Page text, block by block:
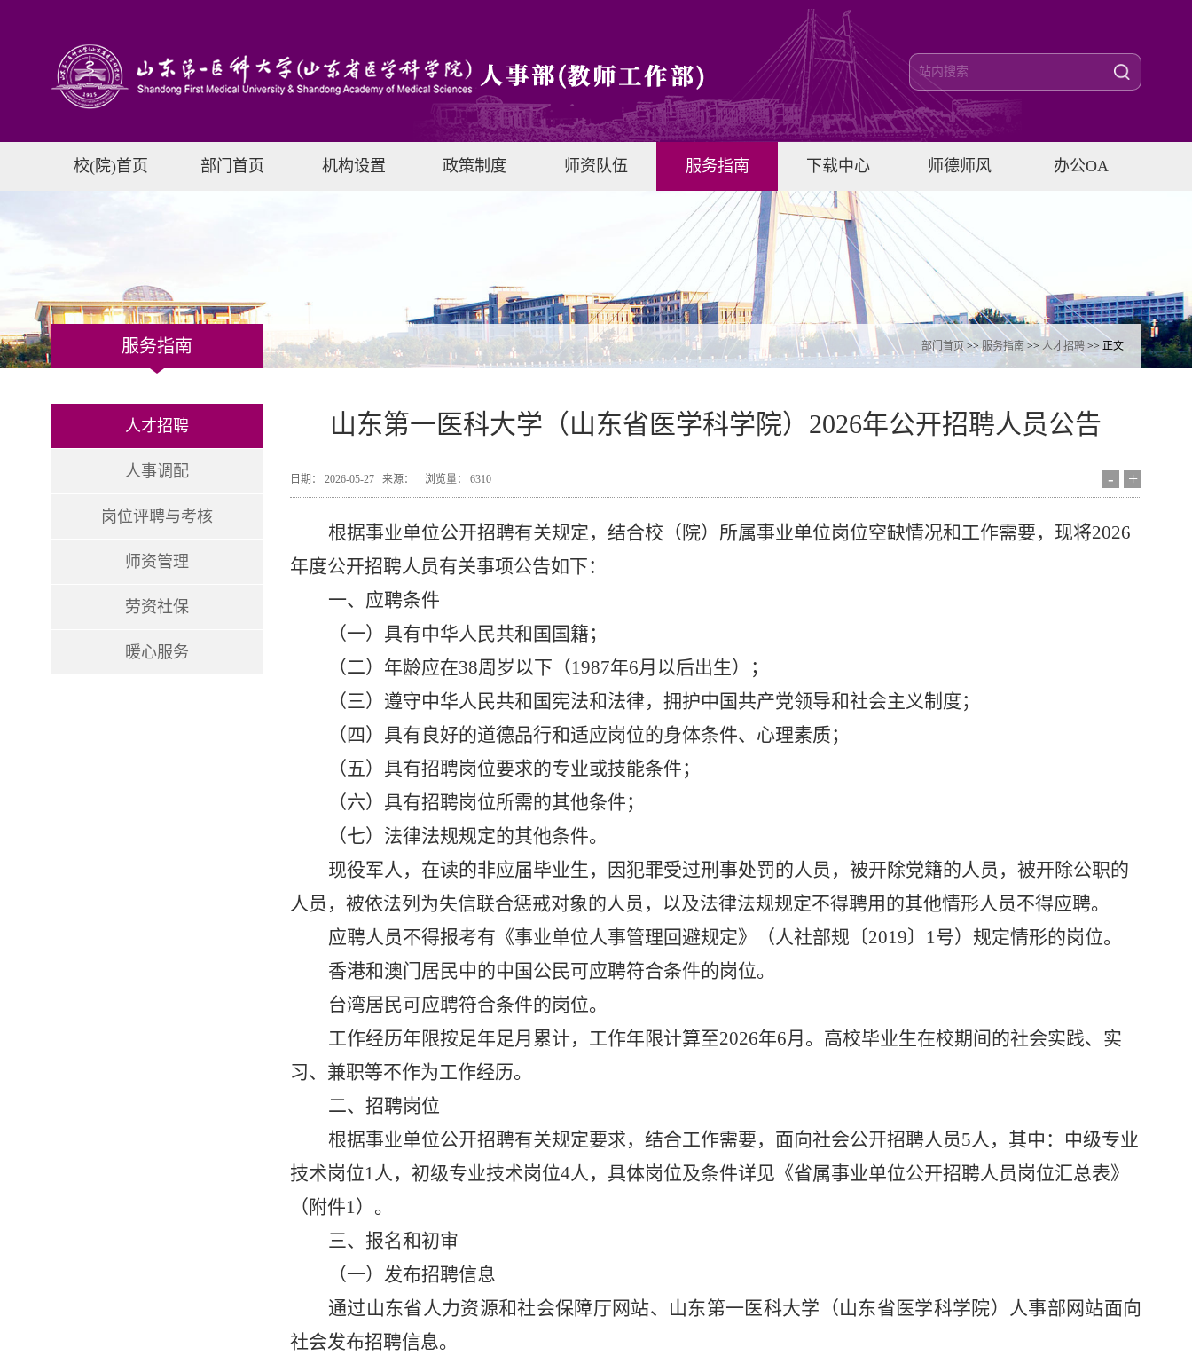
校(院)首页 部门首页 机构设置 政策制度 师资队伍 服务指南 下载中心 师德师风 办公OA
部门首页 >>服务指南 >> 人才招聘 >> 正文
服务指南
人才招聘
人事调配
岗位评聘与考核
师资管理
劳资社保
暖心服务
山东第一医科大学（山东省医学科学院）2026年公开招聘人员公告
日期： 2026-05-27 来源： 浏览量： 6310 - +
根据事业单位公开招聘有关规定，结合校（院）所属事业单位岗位空缺情况和工作需要，现将2026
年度公开招聘人员有关事项公告如下：
一、应聘条件
（一）具有中华人民共和国国籍；
（二）年龄应在38周岁以下（1987年6月以后出生）；
（三）遵守中华人民共和国宪法和法律，拥护中国共产党领导和社会主义制度；
（四）具有良好的道德品行和适应岗位的身体条件、心理素质；
（五）具有招聘岗位要求的专业或技能条件；
（六）具有招聘岗位所需的其他条件；
（七）法律法规规定的其他条件。
现役军人，在读的非应届毕业生，因犯罪受过刑事处罚的人员，被开除党籍的人员，被开除公职的
人员，被依法列为失信联合惩戒对象的人员，以及法律法规规定不得聘用的其他情形人员不得应聘。
应聘人员不得报考有《事业单位人事管理回避规定》（人社部规〔2019〕1号）规定情形的岗位。
香港和澳门居民中的中国公民可应聘符合条件的岗位。
台湾居民可应聘符合条件的岗位。
工作经历年限按足年足月累计，工作年限计算至2026年6月。高校毕业生在校期间的社会实践、实
习、兼职等不作为工作经历。
二、招聘岗位
根据事业单位公开招聘有关规定要求，结合工作需要，面向社会公开招聘人员5人，其中：中级专业
技术岗位1人，初级专业技术岗位4人，具体岗位及条件详见《省属事业单位公开招聘人员岗位汇总表》
（附件1）。
三、报名和初审
（一）发布招聘信息
通过山东省人力资源和社会保障厅网站、山东第一医科大学（山东省医学科学院）人事部网站面向
社会发布招聘信息。